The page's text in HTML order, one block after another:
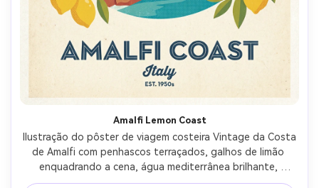
Amalfi Lemon Coast
Ilustração do pôster de viagem costeira Vintage da Costa
de Amalfi com penhascos terraçados, galhos de limão
enquadrando a cena, água mediterrânea brilhante,
gradiente de céu pastel, formas geométricas ousadas,